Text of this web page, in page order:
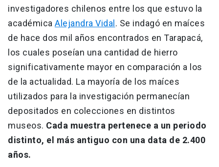
investigadores chilenos entre los que estuvo la
académica Alejandra Vidal . Se indagó en maíces
de hace dos mil años encontrados en Tarapacá,
los cuales poseían una cantidad de hierro
significativamente mayor en comparación a los
de la actualidad. La mayoría de los maíces
utilizados para la investigación permanecían
depositados en colecciones en distintos
museos. Cada muestra pertenece a un periodo
distinto, el más antiguo con una data de 2.400
años.